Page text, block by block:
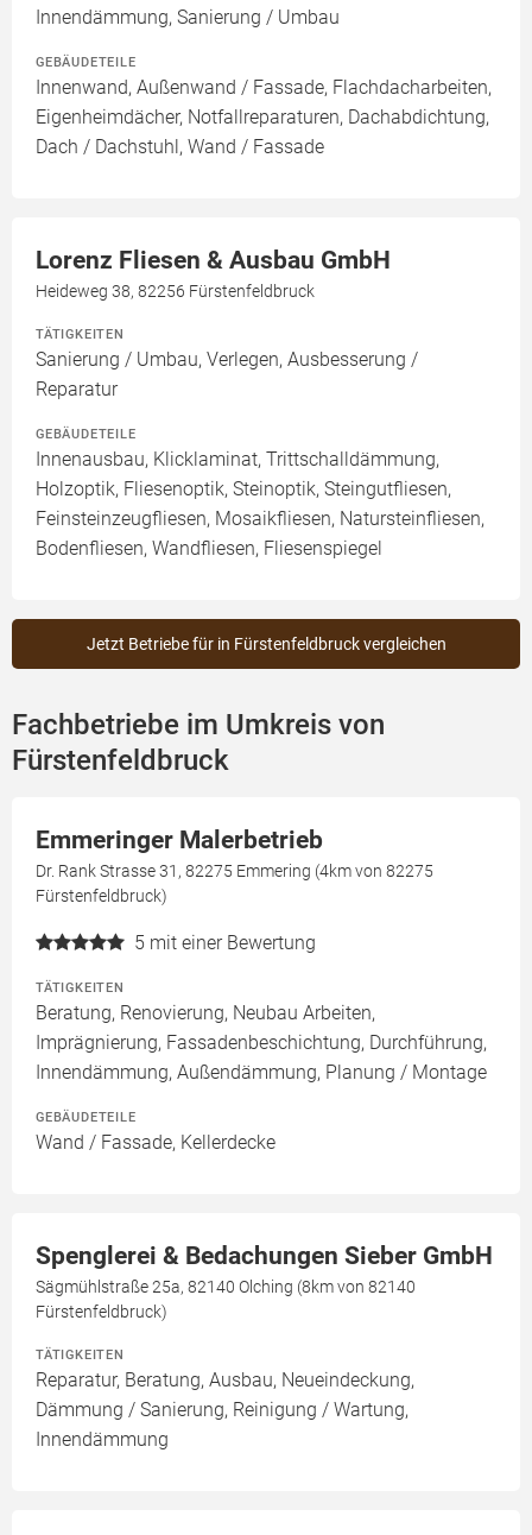
Innendämmung, Sanierung / Umbau
GEBÄUDETEILE
Innenwand, Außenwand / Fassade, Flachdacharbeiten,
Eigenheimdächer, Notfallreparaturen, Dachabdichtung,
Dach / Dachstuhl, Wand / Fassade
Lorenz Fliesen & Ausbau GmbH
Heideweg 38, 82256 Fürstenfeldbruck
TÄTIGKEITEN
Sanierung / Umbau, Verlegen, Ausbesserung /
Reparatur
GEBÄUDETEILE
Innenausbau, Klicklaminat, Trittschalldämmung,
Holzoptik, Fliesenoptik, Steinoptik, Steingutfliesen,
Feinsteinzeugfliesen, Mosaikfliesen, Natursteinfliesen,
Bodenfliesen, Wandfliesen, Fliesenspiegel
Jetzt Betriebe für in Fürstenfeldbruck vergleichen
Fachbetriebe im Umkreis von
Fürstenfeldbruck
Emmeringer Malerbetrieb
Dr. Rank Strasse 31, 82275 Emmering (4km von 82275
Fürstenfeldbruck)
5 mit einer Bewertung
TÄTIGKEITEN
Beratung, Renovierung, Neubau Arbeiten,
Imprägnierung, Fassadenbeschichtung, Durchführung,
Innendämmung, Außendämmung, Planung / Montage
GEBÄUDETEILE
Wand / Fassade, Kellerdecke
Spenglerei & Bedachungen Sieber GmbH
Sägmühlstraße 25a, 82140 Olching (8km von 82140
Fürstenfeldbruck)
TÄTIGKEITEN
Reparatur, Beratung, Ausbau, Neueindeckung,
Dämmung / Sanierung, Reinigung / Wartung,
Innendämmung